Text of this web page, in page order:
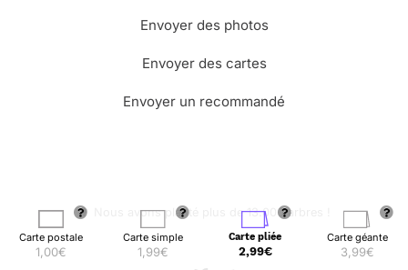
Carte postale
1,00€
Carte simple
1,99€
Carte pliée
2,99€
Carte géante
3,99€
Envoyer des photos
Envoyer des cartes
Envoyer un recommandé
🌳 Nous avons planté plus de 13.000 arbres !